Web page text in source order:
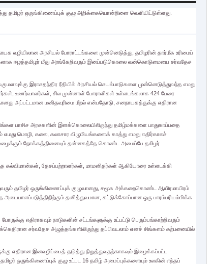
ஒருங்கிணைப்புக் குழு அறிக்கையொன்றினை வெளியிட்டுள்ளது.
வழியிலான அரசியல் போராட்டங்களை முன்னெடுத்து, தமிழரின் தார்மீக உரிமைப்
ஈழத்தமிழர் மீது அரங்கேறிவரும் இனப்படுகொலை வன்கொடுமையை சர்வதேச
இராசதந்திர ரீதியில் அரசியல் செயல்பாடுகளை முன்னெடுத்துவந்த எமது
உணர்வாளர்கள், சில முன்னாள் போராளிகள் உள்ளடங்கலாக 424 பேரை
அப்பட்டமான மனிதவுரிமை மீறல் என்பதோடு, சனநாயகத்துக்கு எதிரான
பாசிச அரசுகளின் இனக்கொலையிலிருந்து தமிழ்மக்களை பாதுகாப்பதை
எமது மொழி, கலை, கலாசார விழுமியங்களைக் காத்து எமது எதிர்காலச்
உழைக்கும் நோக்கத்தினையும் தன்னகத்தே கொண்ட அமைப்பே தமிழர்
கல்விமான்கள், தேசப்பற்றாளர்கள், மாமனிதர்கள் ஆகியோரை உள்ளடக்கி
தமிழர் ஒருங்கிணைப்புக் குழுவானது, சமூக அக்கறைகொண்ட ஆயிரமாயிரம்
தனித்துவமான, கட்டுக்கோப்பான ஒரு பாரம்பரியம்மிக்க
எதிராகவும் நாடுகளின் சட்டங்களுக்கு உட்பட்டு பெரும்பங்காற்றிவரும்
சர்வதேச அழுத்தங்களிலிருந்து தப்பிவடலாம் எனச் சிங்களம் கற்பனையில்
எதிரான இனவழிப்பைத் தடுத்து நிறுத்துவதற்காகவும் இழைக்கப்பட்ட
ஒருங்கிணைப்புக் குழு உட்பட 16 தமிழ் அமைப்புக்களையும் உலகின் எந்தப்